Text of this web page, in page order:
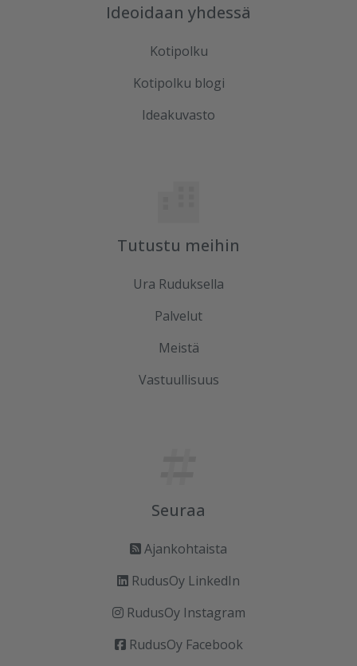
Ideoidaan yhdessä
Kotipolku
Kotipolku blogi
Ideakuvasto
Tutustu meihin
Ura Ruduksella
Palvelut
Meistä
Vastuullisuus
Seuraa
Ajankohtaista
RudusOy LinkedIn
RudusOy Instagram
RudusOy Facebook